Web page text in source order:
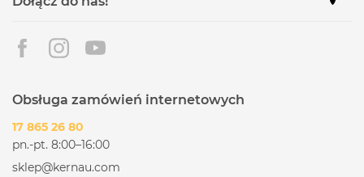
Obsługa zamówień internetowych
17 865 26 80
pn.-pt. 8:00–16:00
sklep@kernau.com